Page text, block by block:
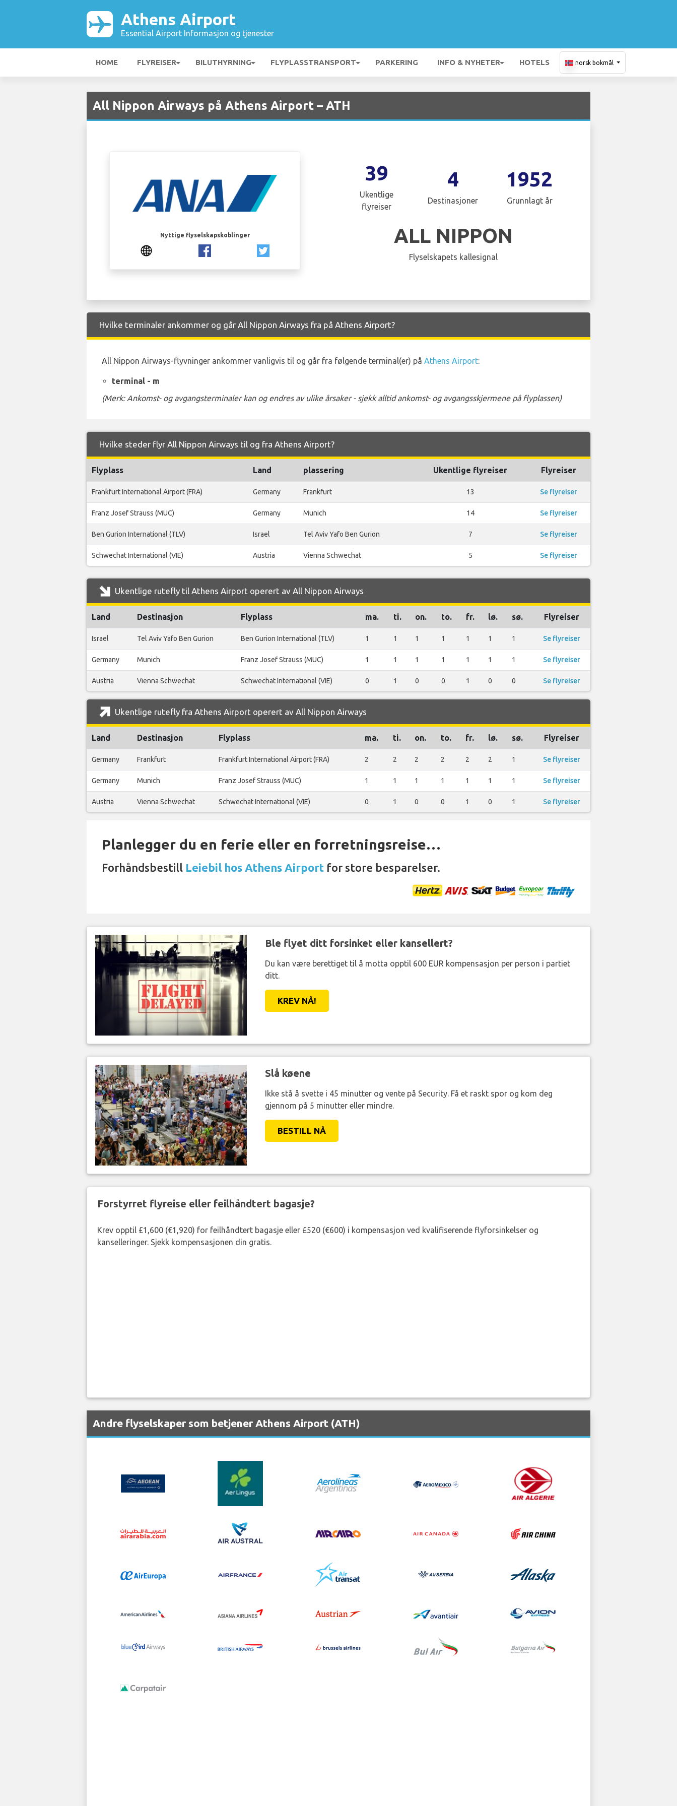
Athens Airport
Essential Airport Informasjon og tjenester
HOME FLYREISER BILUTHYRNING FLYPLASSTRANSPORT PARKERING INFO & NYHETER HOTELS norsk bokmål
All Nippon Airways på Athens Airport – ATH
Nyttige flyselskapskoblinger
39
Ukentlige
flyreiser
4
Destinasjoner
1952
Grunnlagt år
ALL NIPPON
Flyselskapets kallesignal
Hvilke terminaler ankommer og går All Nippon Airways fra på Athens Airport?
All Nippon Airways-flyvninger ankommer vanligvis til og går fra følgende terminal(er) på Athens Airport:
terminal - m
(Merk: Ankomst- og avgangsterminaler kan og endres av ulike årsaker - sjekk alltid ankomst- og avgangsskjermene på flyplassen)
Hvilke steder flyr All Nippon Airways til og fra Athens Airport?
Flyplass Land plassering Ukentlige flyreiser Flyreiser
Frankfurt International Airport (FRA) Germany Frankfurt 13 Se flyreiser
Franz Josef Strauss (MUC) Germany Munich 14 Se flyreiser
Ben Gurion International (TLV) Israel Tel Aviv Yafo Ben Gurion 7 Se flyreiser
Schwechat International (VIE) Austria Vienna Schwechat 5 Se flyreiser
Ukentlige rutefly til Athens Airport operert av All Nippon Airways
Land Destinasjon Flyplass ma. ti. on. to. fr. lø. sø. Flyreiser
Israel Tel Aviv Yafo Ben Gurion Ben Gurion International (TLV) 1 1 1 1 1 1 1 Se flyreiser
Germany Munich Franz Josef Strauss (MUC) 1 1 1 1 1 1 1 Se flyreiser
Austria Vienna Schwechat Schwechat International (VIE) 0 1 0 0 1 0 0 Se flyreiser
Ukentlige rutefly fra Athens Airport operert av All Nippon Airways
Land Destinasjon Flyplass ma. ti. on. to. fr. lø. sø. Flyreiser
Germany Frankfurt Frankfurt International Airport (FRA) 2 2 2 2 2 2 1 Se flyreiser
Germany Munich Franz Josef Strauss (MUC) 1 1 1 1 1 1 1 Se flyreiser
Austria Vienna Schwechat Schwechat International (VIE) 0 1 0 0 1 0 1 Se flyreiser
Planlegger du en ferie eller en forretningsreise…
Forhåndsbestill Leiebil hos Athens Airport for store besparelser.
Ble flyet ditt forsinket eller kansellert?
Du kan være berettiget til å motta opptil 600 EUR kompensasjon per person i partiet
ditt.
KREV NÅ!
Slå køene
Ikke stå å svette i 45 minutter og vente på Security. Få et raskt spor og kom deg
gjennom på 5 minutter eller mindre.
BESTILL NÅ
Forstyrret flyreise eller feilhåndtert bagasje?
Krev opptil £1,600 (€1,920) for feilhåndtert bagasje eller £520 (€600) i kompensasjon ved kvalifiserende flyforsinkelser og
kanselleringer. Sjekk kompensasjonen din gratis.
Andre flyselskaper som betjener Athens Airport (ATH)